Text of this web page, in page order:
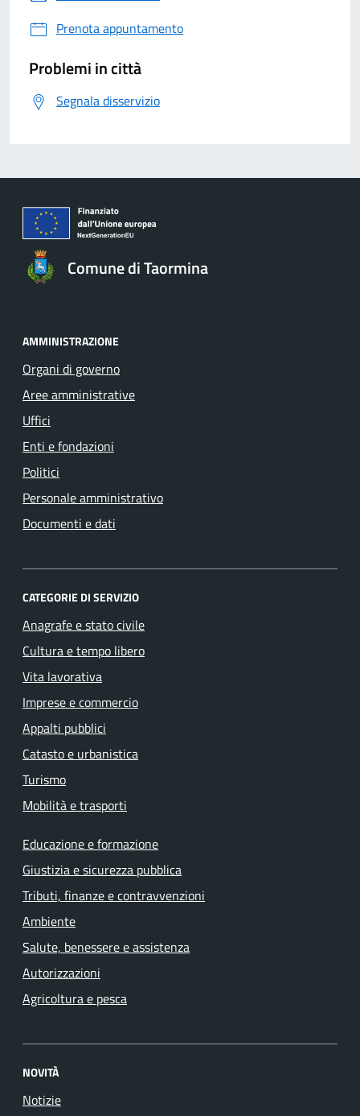
Prenota appuntamento
Problemi in città
Segnala disservizio
Comune di Taormina
AMMINISTRAZIONE
Organi di governo
Aree amministrative
Uffici
Enti e fondazioni
Politici
Personale amministrativo
Documenti e dati
CATEGORIE DI SERVIZIO
Anagrafe e stato civile
Cultura e tempo libero
Vita lavorativa
Imprese e commercio
Appalti pubblici
Catasto e urbanistica
Turismo
Mobilità e trasporti
Educazione e formazione
Giustizia e sicurezza pubblica
Tributi, finanze e contravvenzioni
Ambiente
Salute, benessere e assistenza
Autorizzazioni
Agricoltura e pesca
NOVITÀ
Notizie